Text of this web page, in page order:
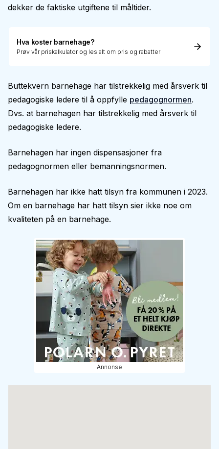
dekker de faktiske utgiftene til måltider.
Hva koster barnehage?
Prøv vår priskalkulator og les alt om pris og rabatter
Buttekvern barnehage har tilstrekkelig med årsverk til
pedagogiske ledere til å oppfylle pedagognormen.
Dvs. at barnehagen har tilstrekkelig med årsverk til
pedagogiske ledere.
Barnehagen har ingen dispensasjoner fra
pedagognormen eller bemanningsnormen.
Barnehagen har ikke hatt tilsyn fra kommunen i 2023.
Om en barnehage har hatt tilsyn sier ikke noe om
kvaliteten på en barnehage.
Annonse